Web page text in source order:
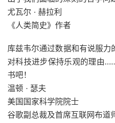
尤瓦尔 · 赫拉利
《人类简史》作者
库兹韦尔通过数据和有说服
对科技进步保持乐观的理由
书吧！
温顿 · 瑟夫
美国国家科学院院士
谷歌副总裁及首席互联网布道